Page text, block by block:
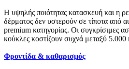
Η υψηλής ποιότητας κατασκευή και η
δέρματος δεν υστερούν σε τίποτα από
premium κατηγορίας. Οι συγκρίσιμες
κούκλες κοστίζουν συχνά μεταξύ
Φροντίδα & καθαρισμός